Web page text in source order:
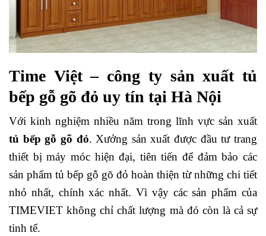
Time Việt – công ty sản xuất tủ
bếp gỗ gõ đỏ uy tín tại Hà Nội
Với kinh nghiệm nhiều năm trong lĩnh vực sản xuất
tủ bếp gỗ gõ đỏ. Xưởng sản xuất được đầu tư trang
thiết bị máy móc hiện đại, tiên tiến để đảm bảo các
sản phẩm tủ bếp gỗ gõ đỏ hoàn thiện từ những chi tiết
nhỏ nhất, chính xác nhất. Vì vậy các sản phẩm của
TIMEVIET không chỉ chất lượng mà đó còn là cả sự
tinh tế.